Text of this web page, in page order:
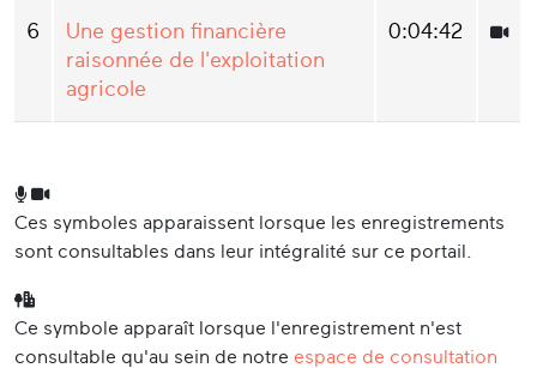
6
Une gestion financière
raisonnée de l'exploitation
agricole
0:04:42
Ces symboles apparaissent lorsque les enregistrements
sont consultables dans leur intégralité sur ce portail.
Ce symbole apparaît lorsque l'enregistrement n'est
consultable qu'au sein de notre espace de consultation